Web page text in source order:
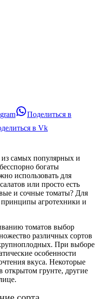
Поделиться в
в Vk
самых популярных и
богаты
использовать для
или просто есть
и сочные томаты? Для
принципы агротехники и
томатов выбор
различных сортов
При выборе
особенности
вкуса. Некоторые
открытом грунте, другие